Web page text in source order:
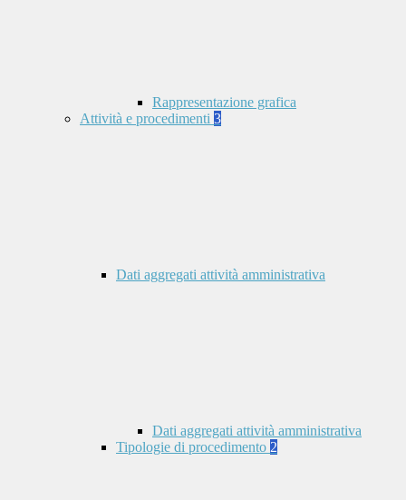
Rappresentazione grafica
Attività e procedimenti 3
Dati aggregati attività amministrativa
Dati aggregati attività amministrativa
Tipologie di procedimento 2